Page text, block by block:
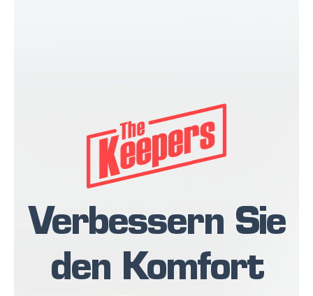
Verbessern Sie
den Komfort